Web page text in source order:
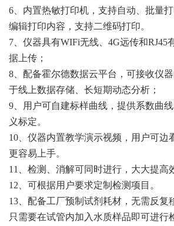
6、内置热敏打印机，支持自动、批量打
编辑打印内容，支持二维码打印。
7、仪器具有WIFi无线、4G远传和RJ45
据上传；
8、配备霍尔德数据云平台，可接收仪
于线上数据存储、长短期动态分析；
9、用户可自建标样曲线，提供系数曲
义标定。
10、仪器内置教学演示视频，用户可边
更容易上手。
11、检测、消解可同时进行，大大提高
12、可根据用户要求定制检测项目。
13、配备工厂预制试剂耗材，无需反复
只需要在试管内加入水质样品即可进行